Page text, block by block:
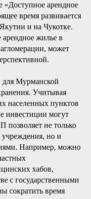
«Доступное арендное
время развивается
и на Чукотке.
жилье в
может
Мурманской
Учитывая
населенных пунктов
инвестиции могут
позволяет не только
но и
Например, можно
хабов,
с государственными
сократить время